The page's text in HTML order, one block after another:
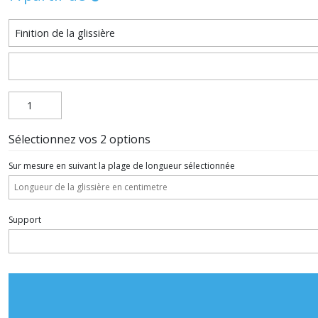
Sélectionnez vos 2 options
Sur mesure en suivant la plage de longueur sélectionnée
Support